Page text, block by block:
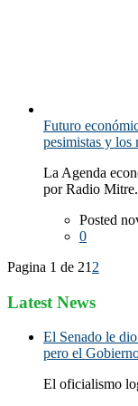
Futuro
pesimistas y los
La Agenda
por Radio Mitre.
Posted
0
Pagina 1 de 21 2
Latest News
El Senado le
pero el
El oficialismo